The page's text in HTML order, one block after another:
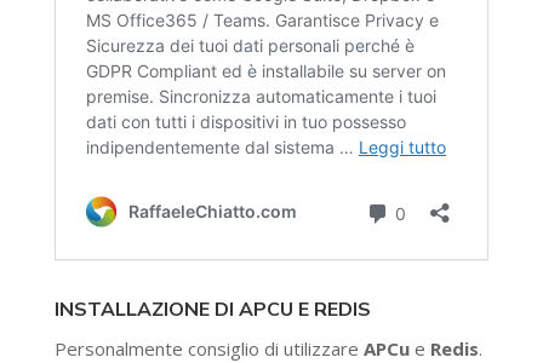
INSTALLAZIONE DI APCU E REDIS
Personalmente consiglio di utilizzare APCue Redis.